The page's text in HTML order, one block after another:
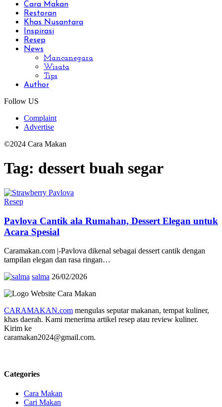
Cara Makan
Restoran
Khas Nusantara
Inspirasi
Resep
News
Mancanegara
Wisata
Tips
Author
Follow US
Complaint
Advertise
©2024 Cara Makan
Tag: dessert buah segar
Resep
Pavlova Cantik ala Rumahan, Dessert Elegan untuk
Acara Spesial
Caramakan.com |-Pavlova dikenal sebagai dessert cantik dengan
tampilan elegan dan rasa ringan…
salma 26/02/2026
CARAMAKAN.com mengulas seputar makanan, tempat kuliner,
khas daerah. Kami menerima artikel resep atau review kuliner.
Kirim ke
caramakan2024@gmail.com.
Categories
Cara Makan
Cari Makan